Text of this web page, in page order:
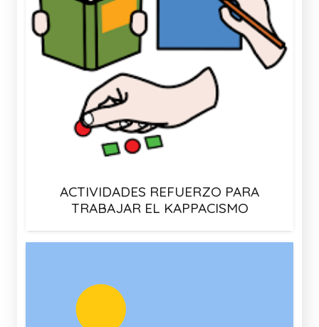
ACTIVIDADES REFUERZO PARA
TRABAJAR EL KAPPACISMO